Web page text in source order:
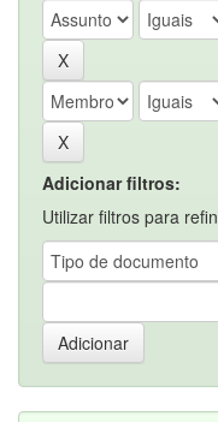
Adicionar filtros:
Utilizar filtros para